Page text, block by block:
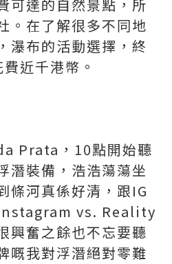
可達的自然景點，所
。在了解很多不同地
瀑布的活動選擇，終
近千港幣。
Prata，10點開始聽
潛裝備，浩浩蕩蕩坐
條河真係好清，跟IG
vs. Reality
興奮之餘也不忘要聽
嘅我對浮潛絕對零難